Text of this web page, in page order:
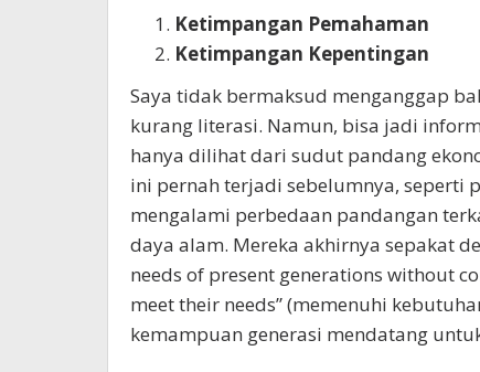
Ketimpangan Pemahaman
Ketimpangan Kepentingan
Saya tidak bermaksud menganggap
kurang literasi. Namun, bisa jadi
hanya dilihat dari sudut pandang
ini pernah terjadi sebelumnya, seperti
mengalami perbedaan pandangan
daya alam. Mereka akhirnya sepakat
needs of present generations without
meet their needs” (memenuhi
kemampuan generasi mendatang